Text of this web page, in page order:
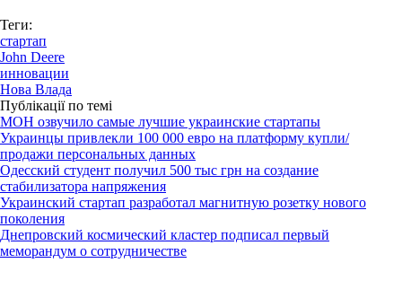
Теги:
стартап
John Deere
инновации
Нова Влада
Публікації по темі
МОН озвучило самые лучшие украинские стартапы
Украинцы привлекли 100 000 евро на платформу купли/
продажи персональных данных
Одесский студент получил 500 тыс грн на создание
стабилизатора напряжения
Украинский стартап разработал магнитную розетку нового
поколения
Днепровский космический кластер подписал первый
меморандум о сотрудничестве